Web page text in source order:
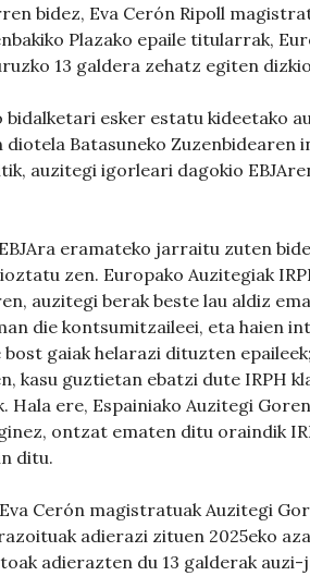
bidez, Eva Cerón Ripoll
Plazako epaile titularrak,
13 galdera zehatz egiten
esker estatu kideetako
diotela Batasuneko
auzitegi igorleari dagokio
eramateko jarraitu zuten
zen. Europako Auzitegiak
auzitegi berak beste lau aldiz
die kontsumitzaileei, eta haien
gaiak helarazi dituzten
kasu guztietan ebatzi dute IRPH
ere, Espainiako Auzitegi
ontzat ematen ditu oraindik
ditu.
Cerón magistratuak Auzitegi
adierazi zituen 2025eko
adierazten du 13 galderak